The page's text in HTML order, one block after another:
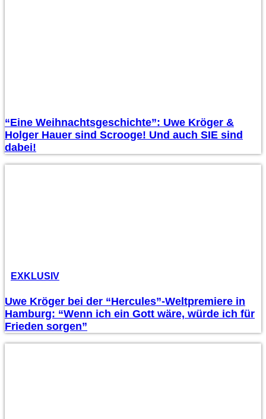
“Eine Weihnachtsgeschichte”: Uwe Kröger &
Holger Hauer sind Scrooge! Und auch SIE sind
dabei!
EXKLUSIV
Uwe Kröger bei der “Hercules”-Weltpremiere in
Hamburg: “Wenn ich ein Gott wäre, würde ich für
Frieden sorgen”